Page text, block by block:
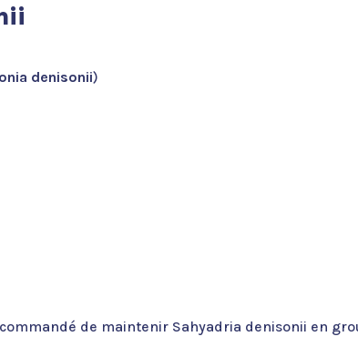
denisonii)
de maintenir Sahyadria denisonii en